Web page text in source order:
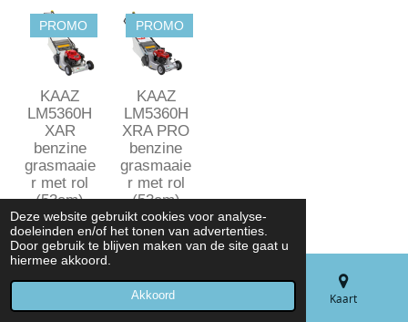
Deze website gebruikt cookies voor analyse-
doeleinden en/of het tonen van advertenties.
Door gebruik te blijven maken van de site gaat u
hiermee akkoord.
Akkoord
PROMO
KAAZ
LM5360H
XAR
benzine
grasmaaie
r met rol
(53cm)
€ 1.799,00
€ 1.899,00
In winkelwagen
PROMO
KAAZ
LM5360H
XRA PRO
benzine
grasmaaie
r met rol
(53cm)
€ 1.859,00
€ 2.059,00
In winkelwagen
Telefoonnummer Kaart